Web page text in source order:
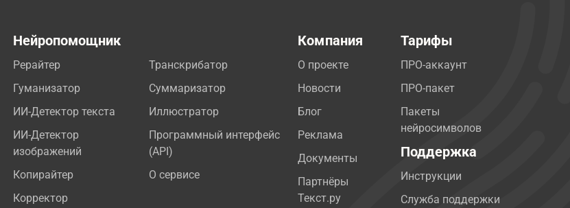
Нейропомощник
Рерайтер
Гуманизатор
ИИ-Детектор текста
ИИ-Детектор
изображений
Копирайтер
Корректор
Транскрибатор
Суммаризатор
Иллюстратор
Программный интерфейс
(API)
О сервисе
Компания
О проекте
Новости
Блог
Реклама
Документы
Партнёры
Текст.ру
Тарифы
ПРО-аккаунт
ПРО-пакет
Пакеты
нейросимволов
Поддержка
Инструкции
Служба поддержки